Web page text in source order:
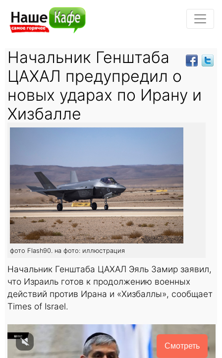
Начальник Генштаба
ЦАХАЛ предупредил о
новых ударах по Ирану и
Хизбалле
фото Flash90. на фото: иллюстрация
Начальник Генштаба ЦАХАЛ Эяль Замир заявил,
что Израиль готов к продолжению военных
действий против Ирана и «Хизбаллы», сообщает
Times of Israel.
Смотреть